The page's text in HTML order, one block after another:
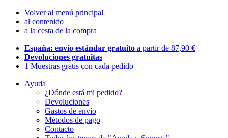
Volver al menú principal
al contenido
a la cesta de la compra
España: envío estándar gratuito a partir de 87,90 €
Devoluciones gratuitas
1 Muestras gratis con cada pedido
Ayuda
¿Dónde está mi pedido?
Devoluciones
Gastos de envío
Métodos de pago
Contacto